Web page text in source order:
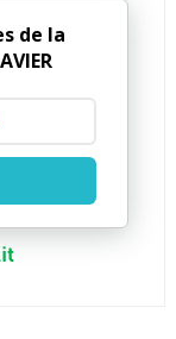
de la